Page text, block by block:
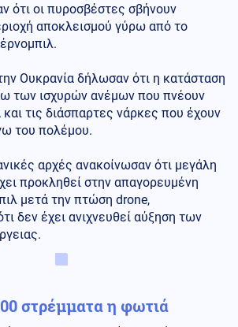
ότι οι πυροσβέστες σβήνουν
αποκλεισμού γύρω από το
Ουκρανία δήλωσαν ότι η κατάσταση
των ισχυρών ανέμων που πνέουν
τις διάσπαρτες νάρκες που έχουν
του πολέμου.
αρχές ανακοίνωσαν ότι μεγάλη
προκληθεί στην απαγορευμένη
μετά την πτώση drone,
δεν έχει ανιχνευθεί αύξηση των
στρέμματα η φωτιά